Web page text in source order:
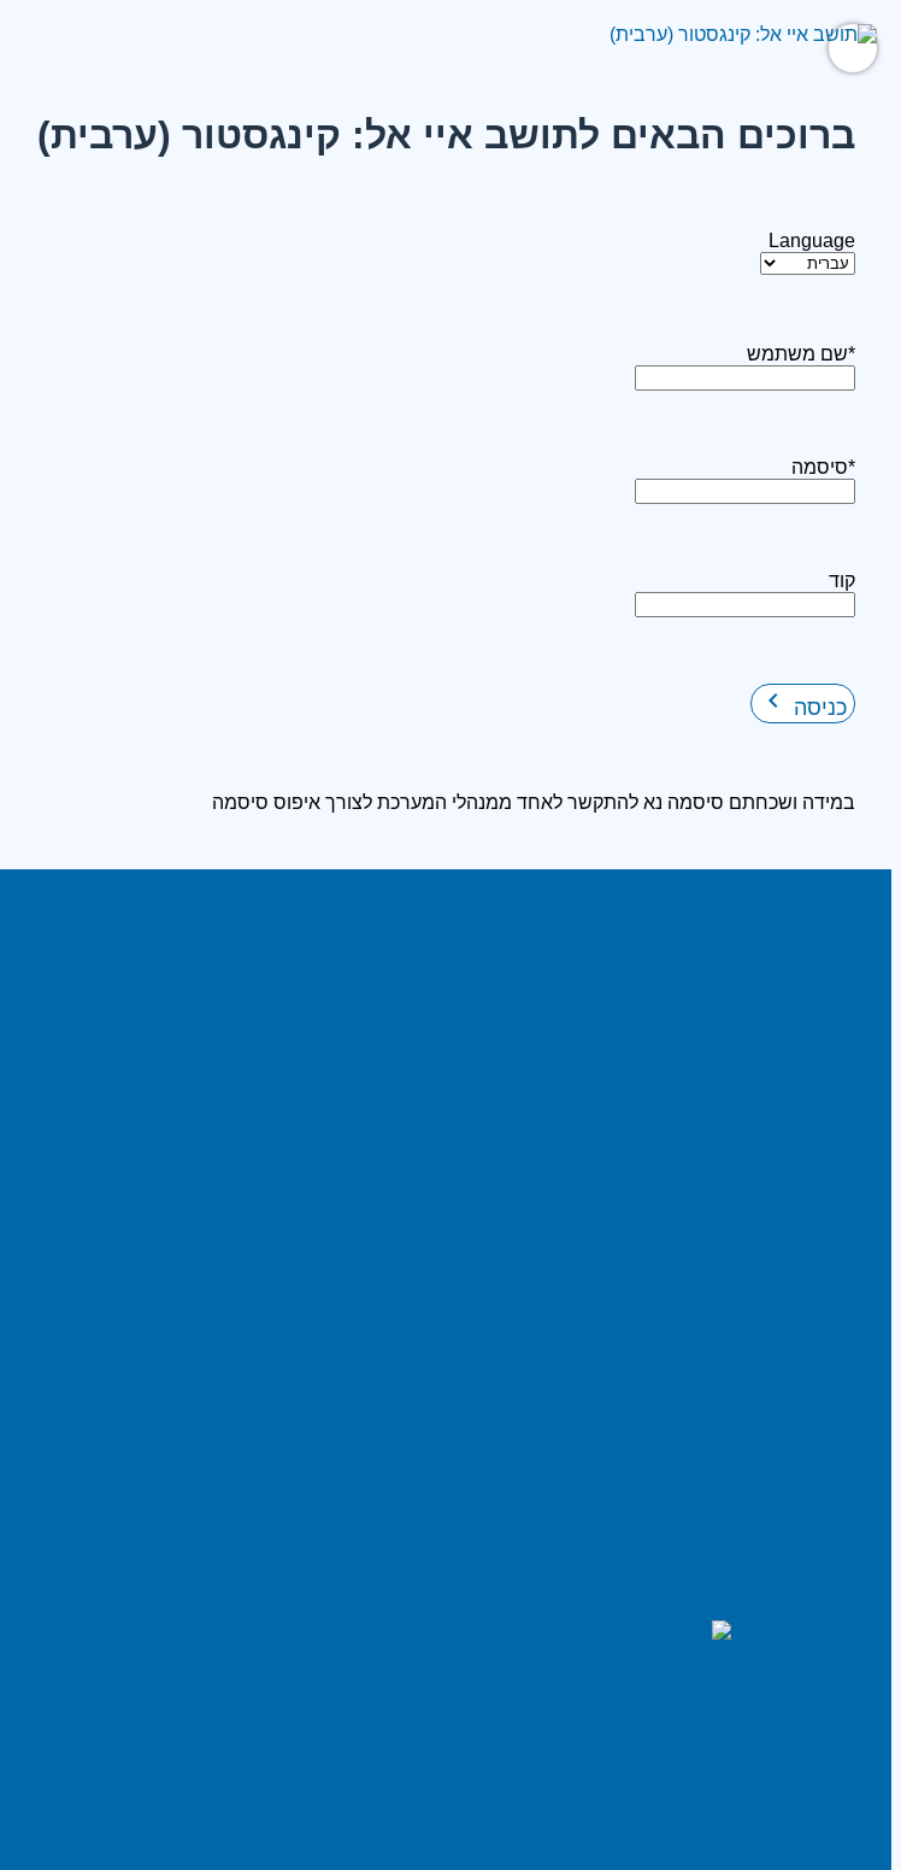
ברוכים הבאים לתושב איי אל: קינגסטור (ערבית)
Language
*שם משתמש
*סיסמה
קוד
כניסה keyboard_arrow_right
במידה ושכחתם סיסמה נא להתקשר לאחד ממנהלי המערכת לצורך איפוס סיסמה